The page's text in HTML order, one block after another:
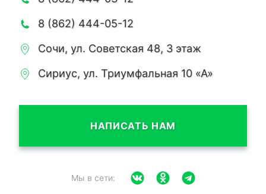
8 (862) 444-05-12
Сочи, ул. Советская 48, 3 этаж
Сириус, ул. Триумфальная 10 «А»
НАПИСАТЬ НАМ
Мы в сети: